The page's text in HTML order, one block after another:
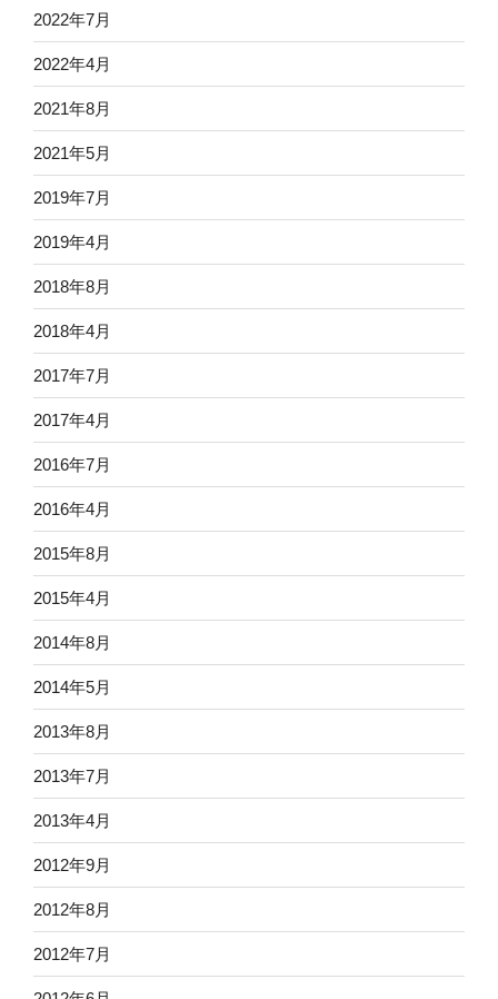
2022年7月
2022年4月
2021年8月
2021年5月
2019年7月
2019年4月
2018年8月
2018年4月
2017年7月
2017年4月
2016年7月
2016年4月
2015年8月
2015年4月
2014年8月
2014年5月
2013年8月
2013年7月
2013年4月
2012年9月
2012年8月
2012年7月